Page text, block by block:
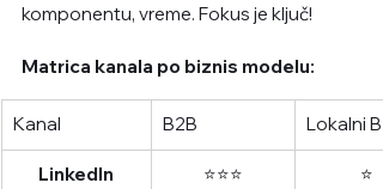
komponentu, vreme. Fokus je ključ!
Matrica kanala po biznis modelu:
Kanal B2B Lokalni
LinkedIn ⭐⭐⭐ ⭐